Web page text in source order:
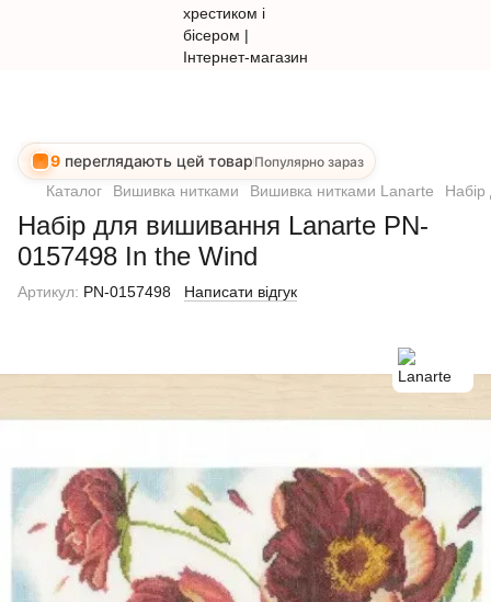
9 переглядають цей товар Популярно зараз
Каталог Вишивка нитками Вишивка нитками Lanarte
Набір для вишивання Lanarte PN-
0157498 In the Wind
Артикул: PN-0157498 Написати відгук